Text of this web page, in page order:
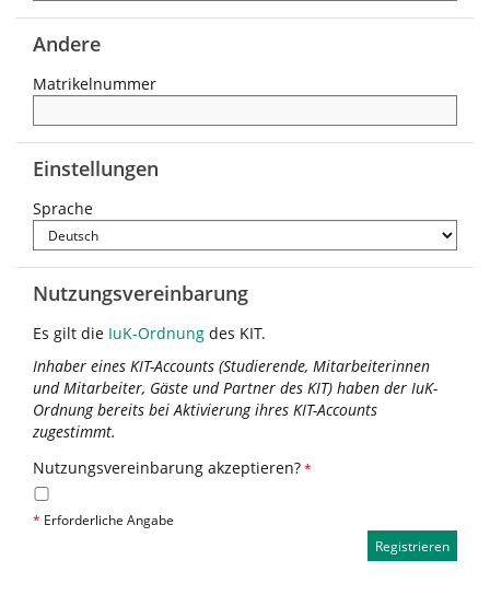
Andere
Matrikelnummer
Einstellungen
Sprache
Nutzungsvereinbarung
Es gilt die IuK-Ordnung des KIT.
Inhaber eines KIT-Accounts (Studierende, Mitarbeiterinnen
und Mitarbeiter, Gäste und Partner des KIT) haben der IuK-
Ordnung bereits bei Aktivierung ihres KIT-Accounts
zugestimmt.
Nutzungsvereinbarung akzeptieren?*
* Erforderliche Angabe